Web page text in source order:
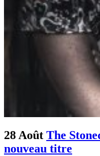
28 Août The
nouveau titre